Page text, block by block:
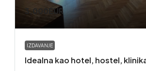
3,000EUR
IZDAVANJE
Idealna kao hotel, hostel,